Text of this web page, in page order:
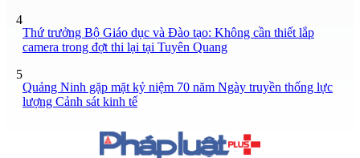
4
Thứ trưởng Bộ Giáo dục và Đào tạo: Không cần thiết lắp
camera trong đợt thi lại tại Tuyên Quang
5
Quảng Ninh gặp mặt kỷ niệm 70 năm Ngày truyền thống lực
lượng Cảnh sát kinh tế